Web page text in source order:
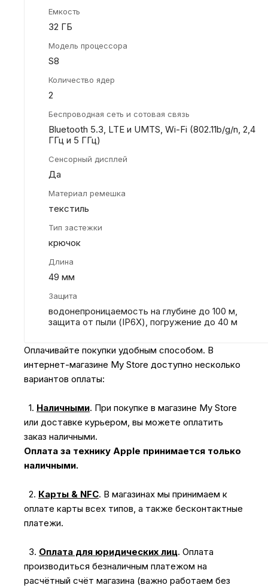
Емкость
32 ГБ
Модель процессора
S8
Количество ядер
2
Беспроводная сеть и сотовая связь
Bluetooth 5.3, LTE и UMTS, Wi-Fi (802.11b/ g/ n, 2,4
ГГц и 5 ГГц)
Сенсорный дисплей
Да
Материал ремешка
текстиль
Тип застежки
крючок
Длина
49 мм
Защита
водонепроницаемость на глубине до 100 м,
защита от пыли (IP6X), погружение до 40 м
Оплачивайте покупки удобным способом. В
интернет-магазине My Store доступно несколько
вариантов оплаты:
1. Наличными. При покупке в магазине My Store
или доставке курьером, вы можете оплатить
заказ наличными.
Оплата за технику Apple принимается только
наличными.
2. Карты & NFC. В магазинах мы принимаем к
оплате карты всех типов, а также бесконтактные
платежи.
3. Оплата для юридических лиц. Оплата
производиться безналичным платежом на
расчётный счёт магазина (важно работаем без